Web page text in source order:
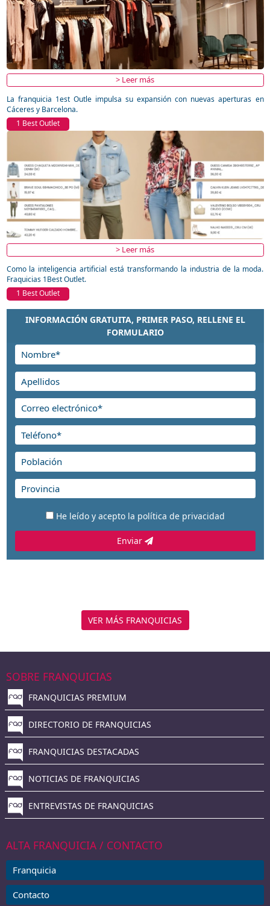
> Leer más
La franquicia 1est Outle impulsa su expansión con nuevas aperturas en
Cáceres y Barcelona.
1 Best Outlet
> Leer más
Como la inteligencia artificial está transformando la industria de la moda.
Fraquicias 1Best Outlet.
1 Best Outlet
INFORMACIÓN GRATUITA, PRIMER PASO, RELLENE EL
FORMULARIO
He leído y acepto la política de privacidad
Enviar
VER MÁS FRANQUICIAS
SOBRE FRANQUICIAS
FRANQUICIAS PREMIUM
DIRECTORIO DE FRANQUICIAS
FRANQUICIAS DESTACADAS
NOTICIAS DE FRANQUICIAS
ENTREVISTAS DE FRANQUICIAS
ALTA FRANQUICIA / CONTACTO